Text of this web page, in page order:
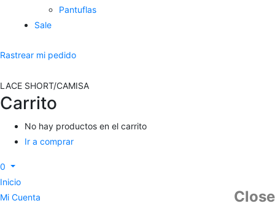
Pantuflas
Sale
Rastrear mi pedido
LACE SHORT/CAMISA
Carrito
No hay productos en el carrito
Ir a comprar
0
Inicio
Mi Cuenta
Close